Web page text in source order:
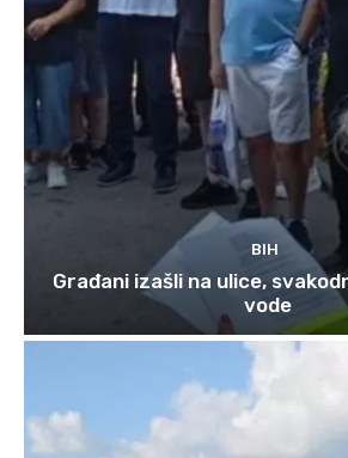
BIH
Građani izašli na ulice,
vode